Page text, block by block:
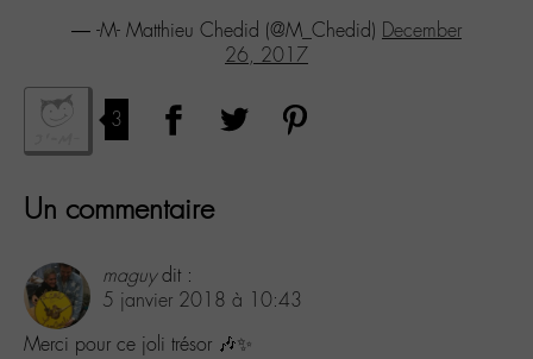
— -M- Matthieu Chedid (@M_Chedid) December
26, 2017
3
Un commentaire
maguy dit :
5 janvier 2018 à 10:43
Merci pour ce joli trésor 🎶✨